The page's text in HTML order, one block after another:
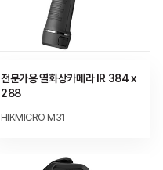
전문가용 열화상카메라 IR 384 x
288
HIKMICRO M31